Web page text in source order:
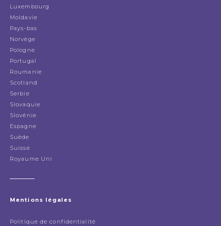
Luxembourg
Moldavie
Pays-bas
Norvège
Pologne
Portugal
Roumanie
Scotland
Serbie
Slovaquie
Slovénie
Espagne
Suède
Suisse
Royaume Uni
Mentions légales
Politique de confidentialité